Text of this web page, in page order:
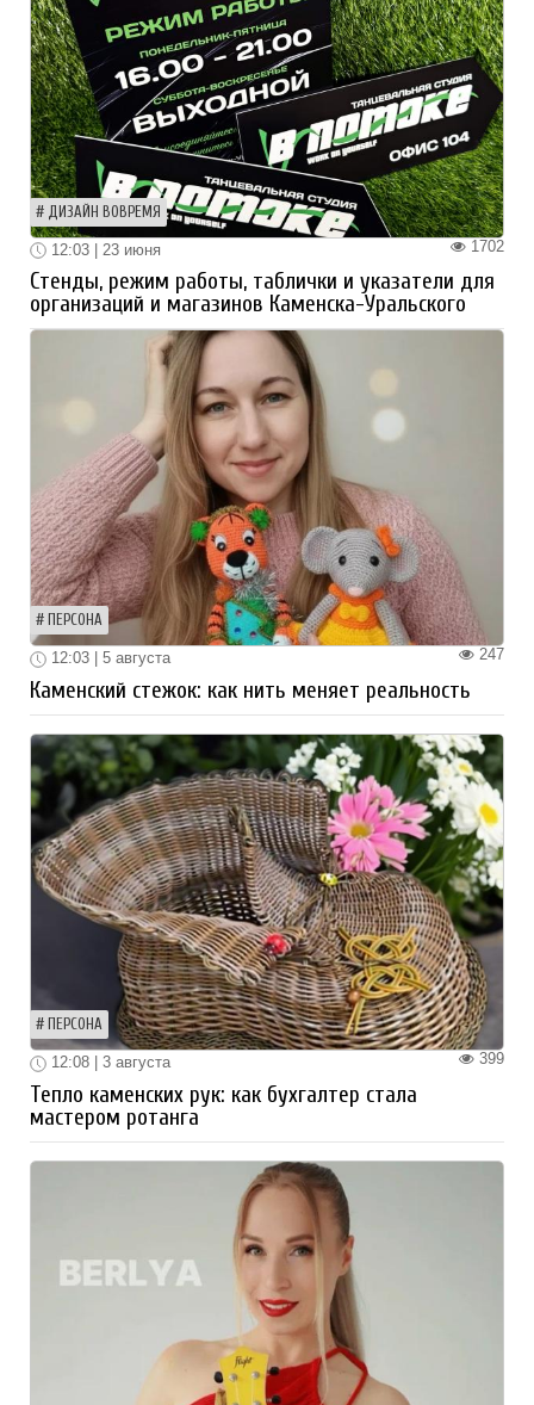
ДИЗАЙН ВОВРЕМЯ
1702
12:03 | 23 июня
Стенды, режим работы, таблички и указатели для
организаций и магазинов Каменска-Уральского
ПЕРСОНА
247
12:03 | 5 августа
Каменский стежок: как нить меняет реальность
ПЕРСОНА
399
12:08 | 3 августа
Тепло каменских рук: как бухгалтер стала
мастером ротанга